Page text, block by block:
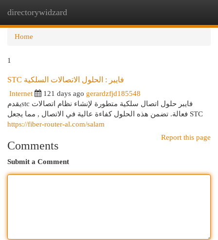
directorywidzard
Home
1
STC فايبر : الحلول الاتصالات السلكية
Internet 121 days ago gerardzfjd185548
يقدمstc فايبر حلول اتصال سلكية متطورة لإنشاء نظام اتصالات
فعالة. تضمن هذه الحلول كفاءة عالية في الاتصال , مما يجعل STC
https://fiber-router-al.com/salam
Report this page
Comments
Submit a Comment